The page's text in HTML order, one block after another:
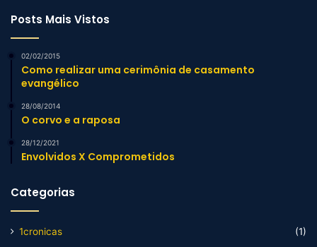
Posts Mais Vistos
02/02/2015
Como realizar uma cerimônia de casamento
evangélico
28/08/2014
O corvo e a raposa
28/12/2021
Envolvidos X Comprometidos
Categorias
1cronicas
(1)